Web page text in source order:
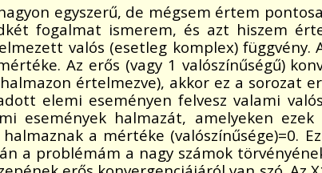
egyszerű, de mégsem értem
fogalmat ismerem, és azt hiszem
valós (esetleg komplex) függvény.
Az erős (vagy 1 valószínűségű)
értelmezve), akkor ez a sorozat
elemi eseményen felvesz valami
események halmazát, amelyeken
a mértéke (valószínűsége)=0.
a problémám a nagy számok